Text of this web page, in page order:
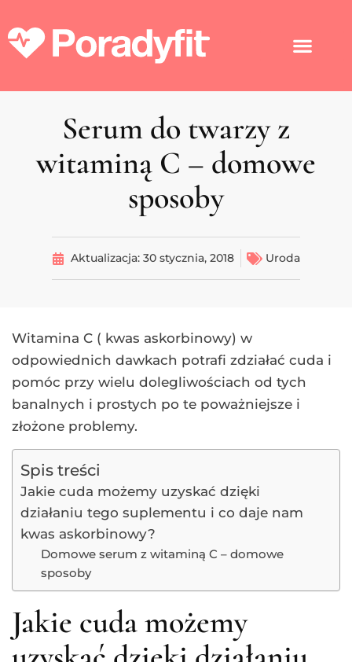
Serum do twarzy z
witaminą C – domowe
sposoby
Aktualizacja: 30 stycznia, 2018 Uroda
Witamina C ( kwas askorbinowy) w
odpowiednich dawkach potrafi zdziałać cuda i
pomóc przy wielu dolegliwościach od tych
banalnych i prostych po te poważniejsze i
złożone problemy.
Spis treści
Jakie cuda możemy uzyskać dzięki
działaniu tego suplementu i co daje nam
kwas askorbinowy?
Domowe serum z witaminą C – domowe
sposoby
Jakie cuda możemy